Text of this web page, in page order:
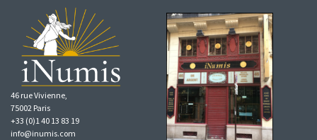
46 rue Vivienne,
75002 Paris
+33 (0)1 40 13 83 19
info@inumis.com